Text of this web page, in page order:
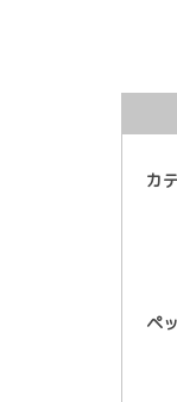
カ
ペ